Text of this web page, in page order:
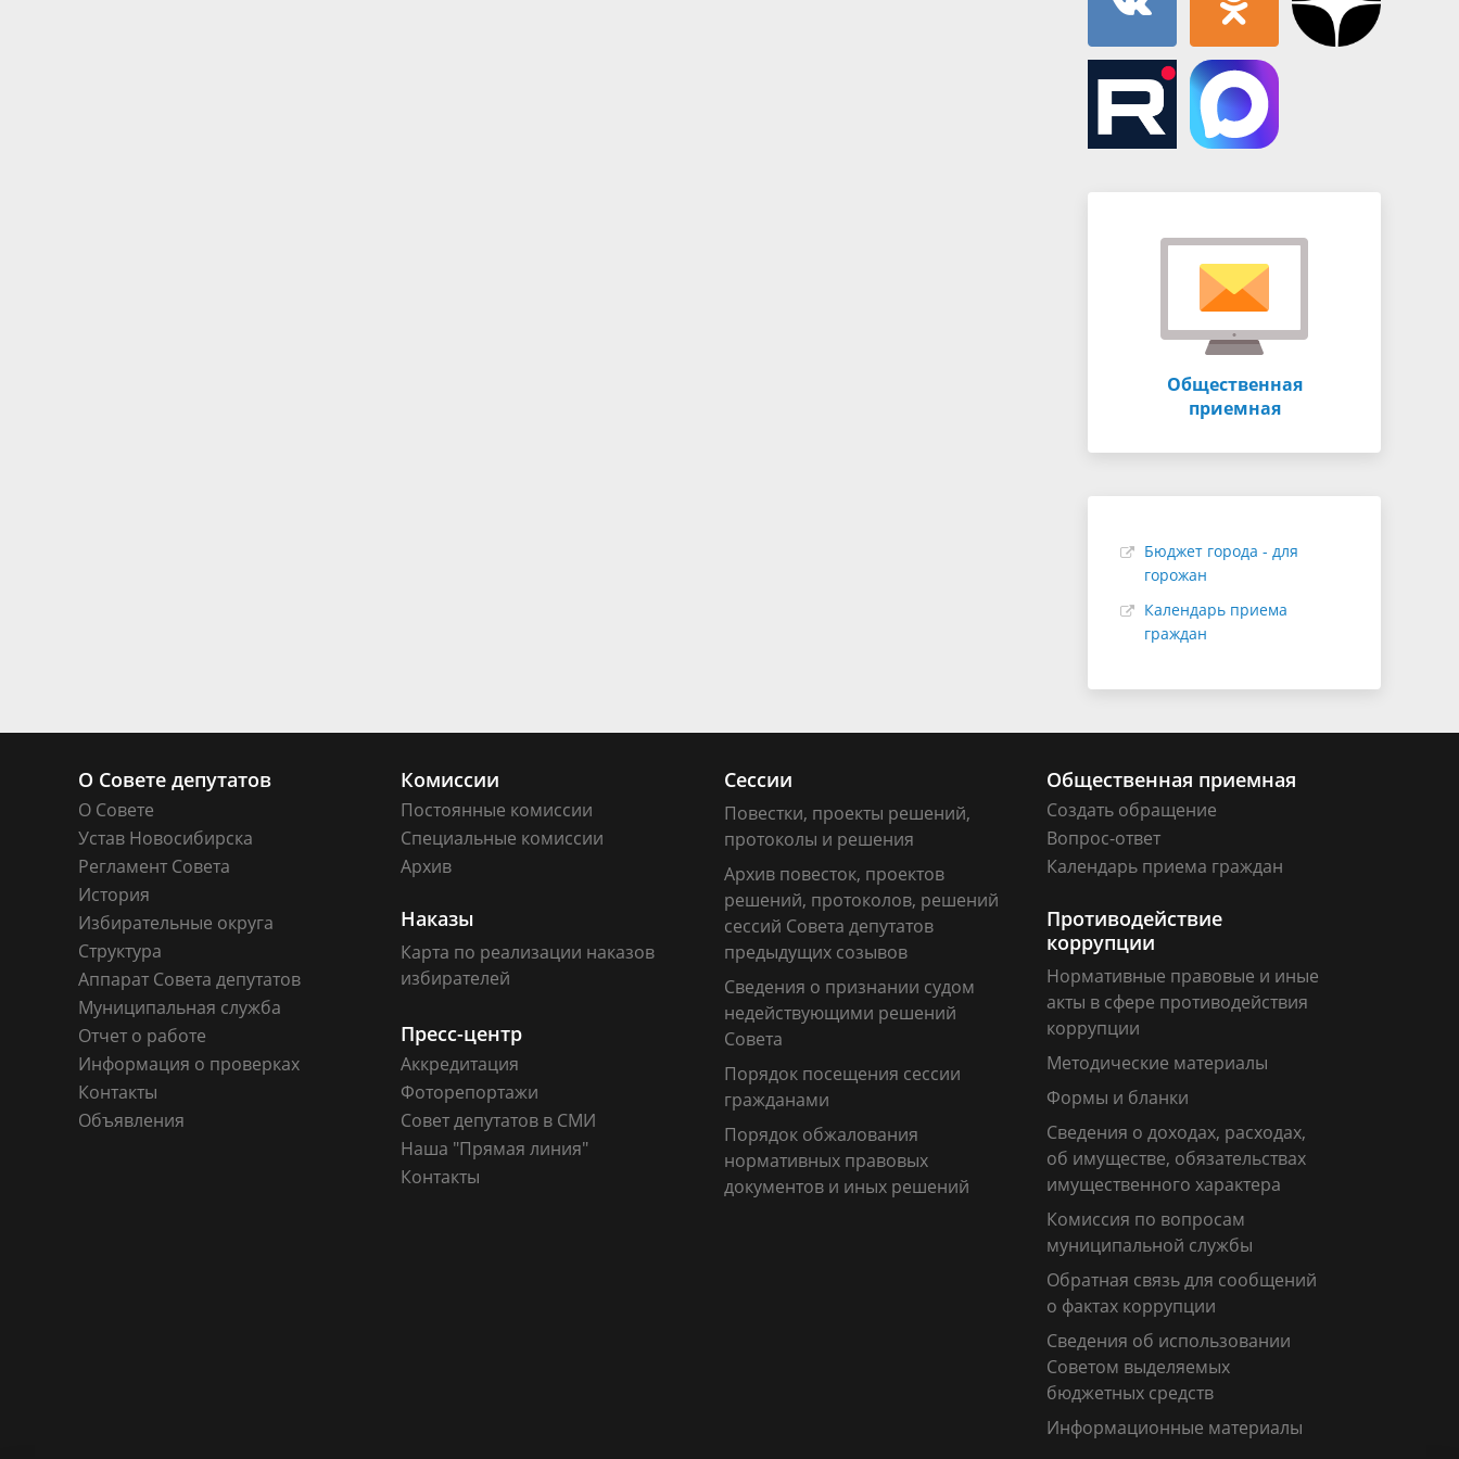
Общественная
приемная
Бюджет города - для
горожан
Календарь приема
граждан
О Совете депутатов
О Совете
Устав Новосибирска
Регламент Совета
История
Избирательные округа
Структура
Аппарат Совета депутатов
Муниципальная служба
Отчет о работе
Информация о проверках
Контакты
Объявления
Комиссии
Постоянные комиссии
Специальные комиссии
Архив
Сессии
Повестки, проекты решений,
протоколы и решения
Архив повесток, проектов
решений, протоколов, решений
сессий Совета депутатов
предыдущих созывов
Сведения о признании судом
недействующими решений
Совета
Порядок посещения сессии
гражданами
Порядок обжалования
нормативных правовых
документов и иных решений
Общественная приемная
Создать обращение
Вопрос-ответ
Календарь приема граждан
Наказы
Карта по реализации наказов
избирателей
Противодействие
коррупции
Нормативные правовые и иные
акты в сфере противодействия
коррупции
Методические материалы
Формы и бланки
Сведения о доходах, расходах,
об имуществе, обязательствах
имущественного характера
Комиссия по вопросам
муниципальной службы
Обратная связь для сообщений
о фактах коррупции
Сведения об использовании
Советом выделяемых
бюджетных средств
Информационные материалы
Пресс-центр
Аккредитация
Фоторепортажи
Совет депутатов в СМИ
Наша "Прямая линия"
Контакты